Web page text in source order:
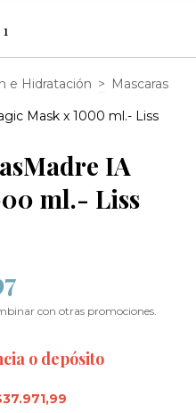
1
e Hidratación > Mascaras
Mask x 1000 ml.- Liss
IA
ml.- Liss
con otras promociones.
o depósito